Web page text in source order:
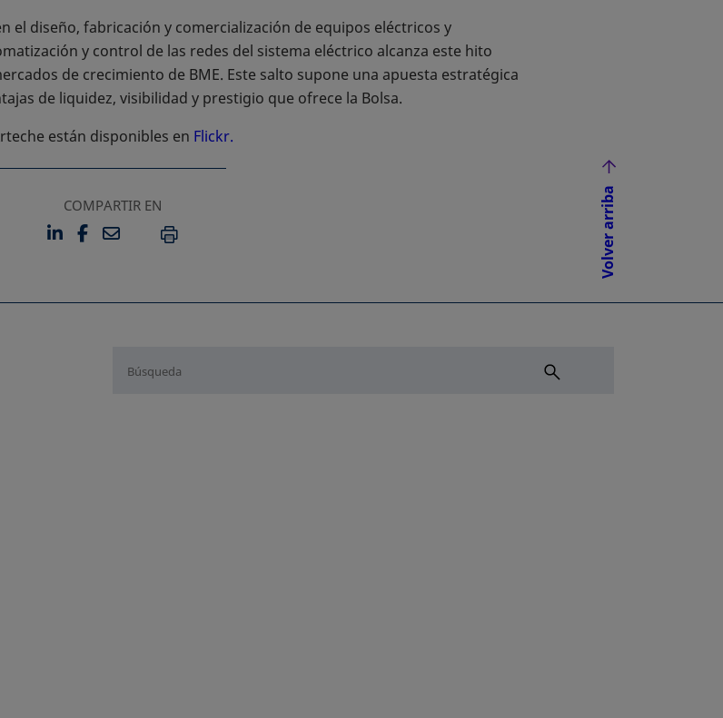
el diseño, fabricación y comercialización de equipos eléctricos y
y control de las redes del sistema eléctrico alcanza este hito
de crecimiento de BME. Este salto supone una apuesta estratégica
de liquidez, visibilidad y prestigio que ofrece la Bolsa.
están disponibles en Flickr.
COMPARTIR EN
LINKEDIN
SE ABRE EN UNA PESTAÑA NUEVA
FACEBOOK
SE ABRE EN UNA PESTAÑA NUEVA
EMAILIMPRIMIR Volver arriba